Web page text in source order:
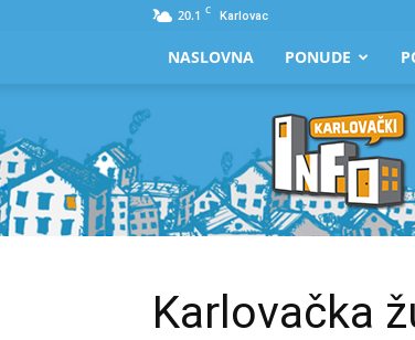
20.1 C Karlovac
NASLOVNA PONUDE
Karlovački
Karlovačka